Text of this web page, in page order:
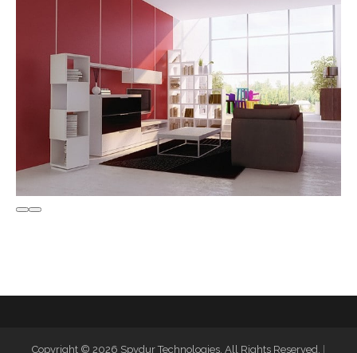
Copyright © 2026 Spydur Technologies. All Rights Reserved.